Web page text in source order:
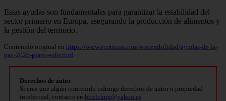
Estas ayudas son fundamentales para garantizar la estabilidad del
sector primario en Europa, asegurando la producción de alimentos y
la gestión del territorio.
Contenido original en https://www.ecoticias.com/sostenibilidad/ayudas-de-la-
pac-2026-plazo-solicitud
Derechos de autor
Si cree que algún contenido infringe derechos de autor o propiedad
intelectual, contacte en bitelchux@yahoo.es